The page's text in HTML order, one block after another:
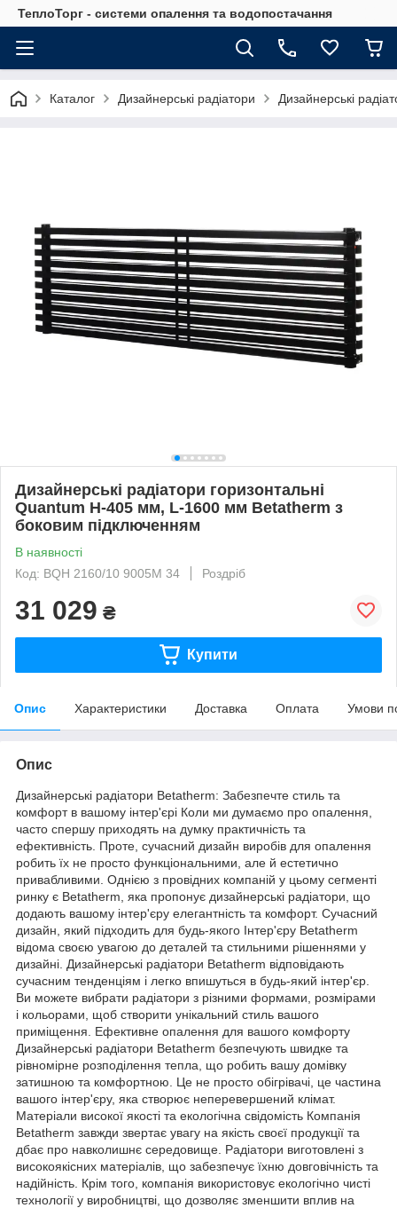
ТеплоТорг - системи опалення та водопостачання
Каталог Дизайнерські радіатори Дизайнерські
Дизайнерські радіатори горизонтальні
Quantum H-405 мм, L-1600 мм Betatherm з
боковим підключенням
В наявності
Код: BQH 2160/10 9005M 34
Роздріб
31 029 ₴
Купити
Опис Характеристики Доставка Оплата Умови
Опис
Дизайнерські радіатори Betatherm: Забезпечте стиль та
комфорт в вашому інтер'єрі Коли ми думаємо про опалення,
часто спершу приходять на думку практичність та
ефективність. Проте, сучасний дизайн виробів для опалення
робить їх не просто функціональними, але й естетично
привабливими. Однією з провідних компаній у цьому сегменті
ринку є Betatherm, яка пропонує дизайнерські радіатори, що
додають вашому інтер'єру елегантність та комфорт. Сучасний
дизайн, який підходить для будь-якого Інтер'єру Betatherm
відома своєю увагою до деталей та стильними рішеннями у
дизайні. Дизайнерські радіатори Betatherm відповідають
сучасним тенденціям і легко впишуться в будь-який інтер'єр.
Ви можете вибрати радіатори з різними формами, розмірами
і кольорами, щоб створити унікальний стиль вашого
приміщення. Ефективне опалення для вашого комфорту
Дизайнерські радіатори Betatherm безпечують швидке та
рівномірне розподілення тепла, що робить вашу домівку
затишною та комфортною. Це не просто обігрівачі, це частина
вашого інтер'єру, яка створює неперевершений клімат.
Матеріали високої якості та екологічна свідомість Компанія
Betatherm завжди звертає увагу на якість своєї продукції та
дбає про навколишнє середовище. Радіатори виготовлені з
високоякісних матеріалів, що забезпечує їхню довговічність та
надійність. Крім того, компанія використовує екологічно чисті
технології у виробництві, що дозволяє зменшити вплив на